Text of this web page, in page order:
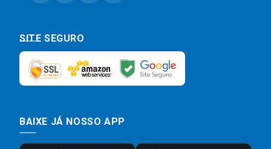
SITE SEGURO
BAIXE JÁ NOSSO APP